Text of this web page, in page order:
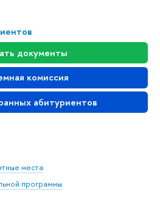
документы
комиссия
абитуриентов
места
программы